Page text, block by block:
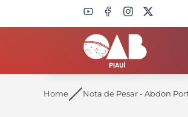
Search
Home Nota de Pesar - Abdon